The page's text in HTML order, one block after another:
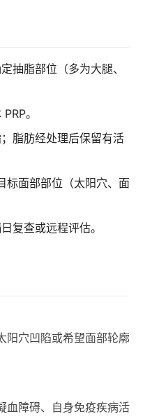
抽脂部位（多为大腿、
。
脂肪经处理后保留有活
标面部部位（太阳穴、面
复查或远程评估。
阳穴凹陷或希望面部轮廓
血障碍、自身免疫疾病活